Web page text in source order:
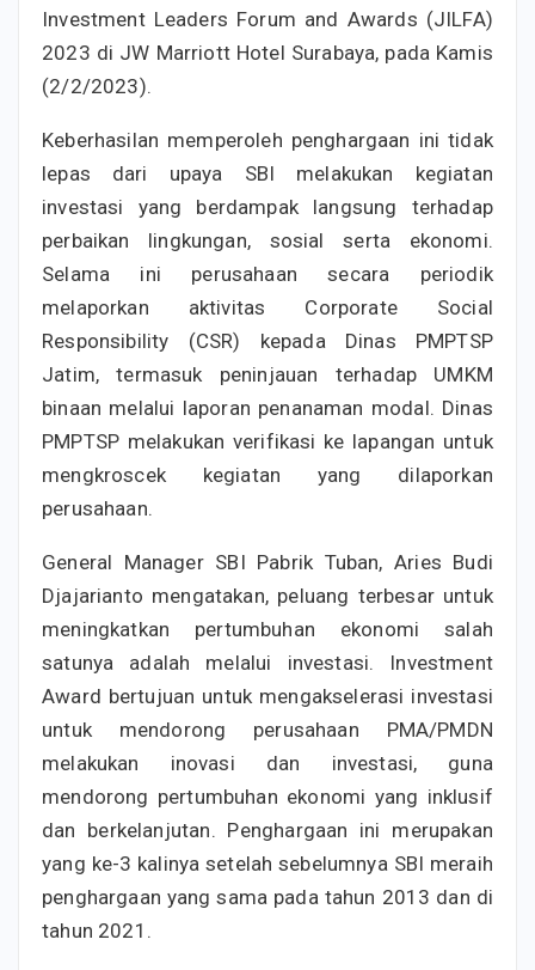
Investment Leaders Forum and Awards (JILFA)
2023 di JW Marriott Hotel Surabaya, pada Kamis
(2/2/2023).
Keberhasilan memperoleh penghargaan ini tidak
lepas dari upaya SBI melakukan kegiatan
investasi yang berdampak langsung terhadap
perbaikan lingkungan, sosial serta ekonomi.
Selama ini perusahaan secara periodik
melaporkan aktivitas Corporate Social
Responsibility (CSR) kepada Dinas PMPTSP
Jatim, termasuk peninjauan terhadap UMKM
binaan melalui laporan penanaman modal. Dinas
PMPTSP melakukan verifikasi ke lapangan untuk
mengkroscek kegiatan yang dilaporkan
perusahaan.
General Manager SBI Pabrik Tuban, Aries Budi
Djajarianto mengatakan, peluang terbesar untuk
meningkatkan pertumbuhan ekonomi salah
satunya adalah melalui investasi. Investment
Award bertujuan untuk mengakselerasi investasi
untuk mendorong perusahaan PMA/PMDN
melakukan inovasi dan investasi, guna
mendorong pertumbuhan ekonomi yang inklusif
dan berkelanjutan. Penghargaan ini merupakan
yang ke-3 kalinya setelah sebelumnya SBI meraih
penghargaan yang sama pada tahun 2013 dan di
tahun 2021.